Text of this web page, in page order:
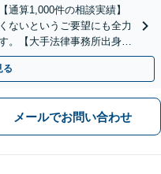
通算1,000件の相談実績】
ないというご要望にも全力
。【大手法律事務所出身】
る
メールでお問い合わせ